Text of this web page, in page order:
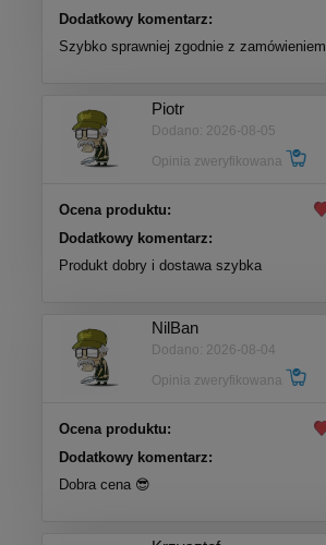
Dodatkowy komentarz:
Szybko sprawniej zgodnie z zamówieniem.
Piotr
Dodano: 2026-08-05
Opinia zweryfikowana
Ocena produktu:
Dodatkowy komentarz:
Produkt dobry i dostawa szybka
NilBan
Dodano: 2026-08-04
Opinia zweryfikowana
Ocena produktu:
Dodatkowy komentarz:
Dobra cena 😎